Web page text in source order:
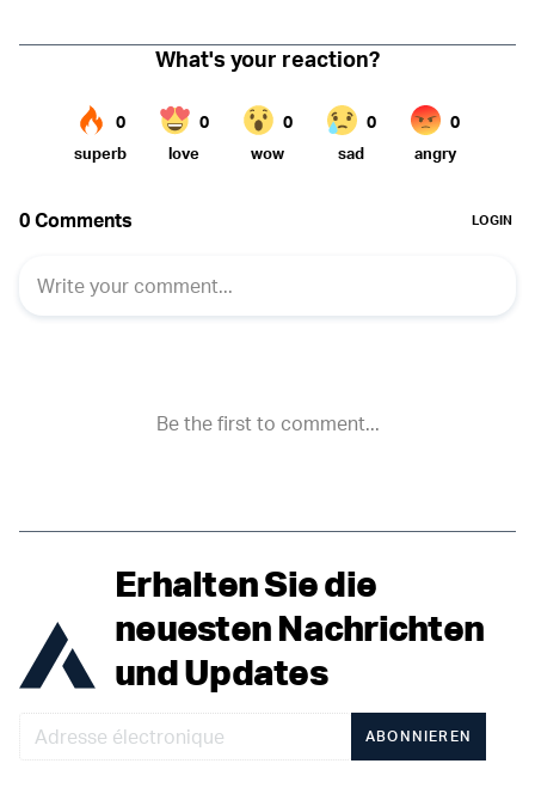
Erhalten Sie die
neuesten Nachrichten
und Updates
ABONNIEREN